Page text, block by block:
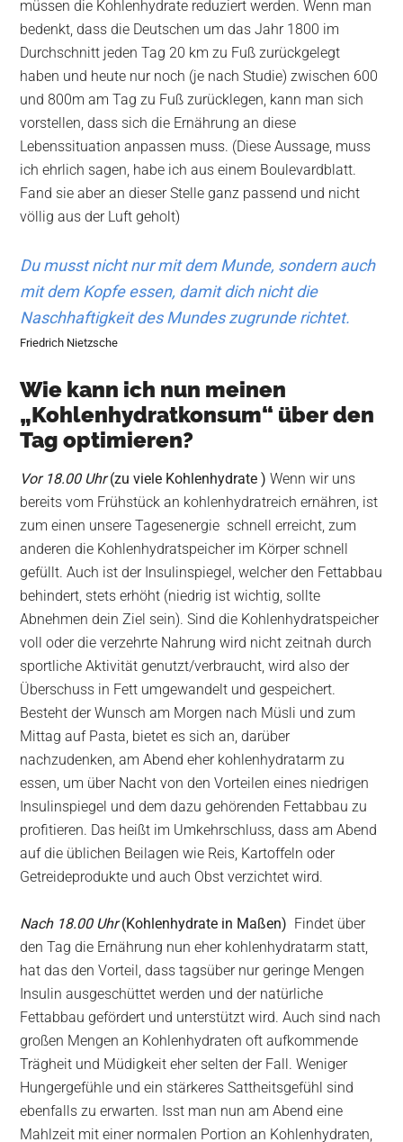
müssen die Kohlenhydrate reduziert werden. Wenn man
bedenkt, dass die Deutschen um das Jahr 1800 im
Durchschnitt jeden Tag 20 km zu Fuß zurückgelegt
haben und heute nur noch (je nach Studie) zwischen 600
und 800m am Tag zu Fuß zurücklegen, kann man sich
vorstellen, dass sich die Ernährung an diese
Lebenssituation anpassen muss. (Diese Aussage, muss
ich ehrlich sagen, habe ich aus einem Boulevardblatt.
Fand sie aber an dieser Stelle ganz passend und nicht
völlig aus der Luft geholt)
Du musst nicht nur mit dem Munde, sondern auch
mit dem Kopfe essen, damit dich nicht die
Naschhaftigkeit des Mundes zugrunde richtet.
Friedrich Nietzsche
Wie kann ich nun meinen
„Kohlenhydratkonsum“ über den
Tag optimieren?
Vor 18.00 Uhr(zu viele Kohlenhydrate ) Wenn wir uns
bereits vom Frühstück an kohlenhydratreich ernähren, ist
zum einen unsere Tagesenergie schnell erreicht, zum
anderen die Kohlenhydratspeicher im Körper schnell
gefüllt. Auch ist der Insulinspiegel, welcher den Fettabbau
behindert, stets erhöht (niedrig ist wichtig, sollte
Abnehmen dein Ziel sein). Sind die Kohlenhydratspeicher
voll oder die verzehrte Nahrung wird nicht zeitnah durch
sportliche Aktivität genutzt/verbraucht, wird also der
Überschuss in Fett umgewandelt und gespeichert.
Besteht der Wunsch am Morgen nach Müsli und zum
Mittag auf Pasta, bietet es sich an, darüber
nachzudenken, am Abend eher kohlenhydratarm zu
essen, um über Nacht von den Vorteilen eines niedrigen
Insulinspiegel und dem dazu gehörenden Fettabbau zu
profitieren. Das heißt im Umkehrschluss, dass am Abend
auf die üblichen Beilagen wie Reis, Kartoffeln oder
Getreideprodukte und auch Obst verzichtet wird.
Nach 18.00 Uhr(Kohlenhydrate in Maßen) Findet über
den Tag die Ernährung nun eher kohlenhydratarm statt,
hat das den Vorteil, dass tagsüber nur geringe Mengen
Insulin ausgeschüttet werden und der natürliche
Fettabbau gefördert und unterstützt wird. Auch sind nach
großen Mengen an Kohlenhydraten oft aufkommende
Trägheit und Müdigkeit eher selten der Fall. Weniger
Hungergefühle und ein stärkeres Sattheitsgefühl sind
ebenfalls zu erwarten. Isst man nun am Abend eine
Mahlzeit mit einer normalen Portion an Kohlenhydraten,